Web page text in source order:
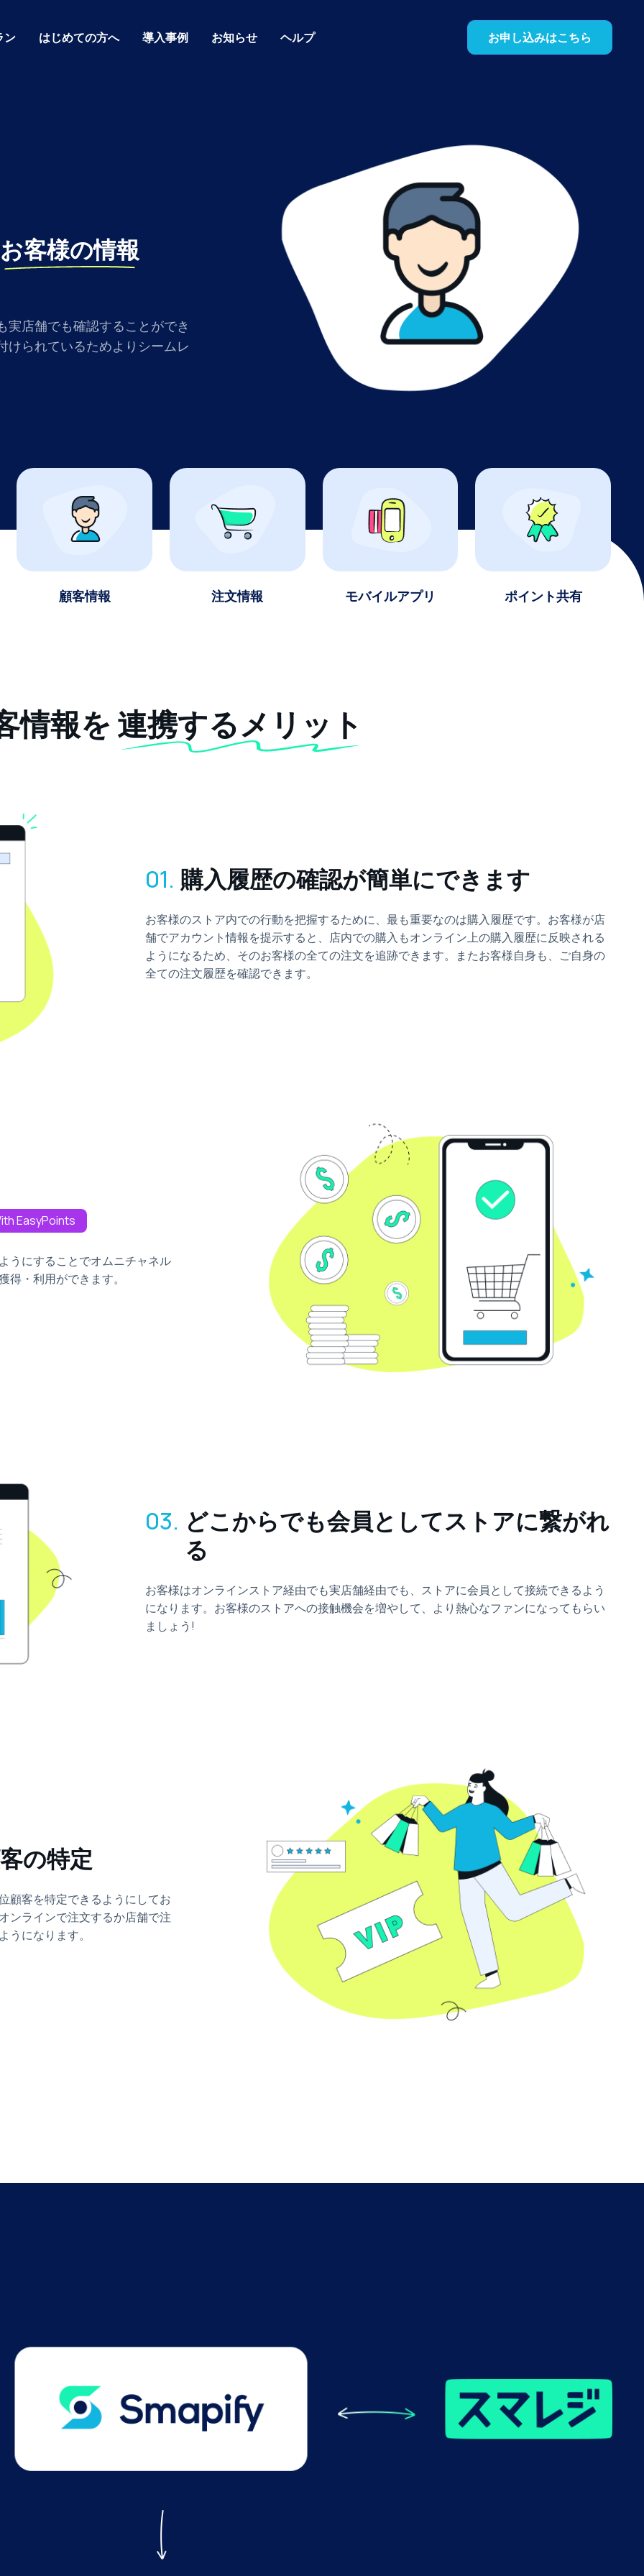
ン はじめての方へ 導入事例 お知らせ ヘルプ お申し込みはこちら
お客様の情報
店舗でも確認することができ
けられているためよりシームレ
顧客情報 注文情報 モバイルアプリ ポイント共有
情報を連携するメリット
01. 購入履歴の確認が簡単にできます
お客様のストア内での行動を把握するために、最も重要なのは購入履歴です。お客様が店
舗でアカウント情報を提示すると、店内での購入もオンライン上の購入履歴に反映される
ようになるため、そのお客様の全ての注文を追跡できます。またお客様自身も、ご自身の
全ての注文履歴を確認できます。
EasyPoints
うにすることでオムニチャネル
・利用ができます。
03. どこからでも会員としてストアに繋がれ
る
お客様はオンラインストア経由でも実店舗経由でも、ストアに会員として接続できるよう
になります。お客様のストアへの接触機会を増やして、より熱心なファンになってもらい
ましょう!
の特定
顧客を特定できるようにしてお
ンラインで注文するか店舗で注
になります。